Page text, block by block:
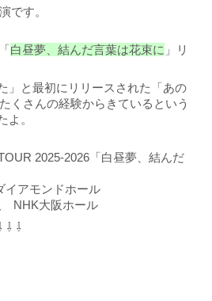
です。
白昼夢、結んだ言葉は花束に 」リ
」と最初にリリースされた「あの
くさんの経験からきているという
よ。
2025-2026「白昼夢、結んだ
アモンドホール
NHK大阪ホール
⇩ ⇩